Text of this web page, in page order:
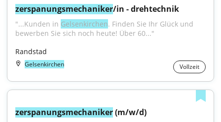
zerspanungsmechaniker/in - drehtechnik
"...Kunden in Gelsenkirchen. Finden Sie Ihr Glück und
bewerben Sie sich noch heute! Über 60..."
Randstad
Gelsenkirchen Vollzeit
zerspanungsmechaniker (m/w/d)